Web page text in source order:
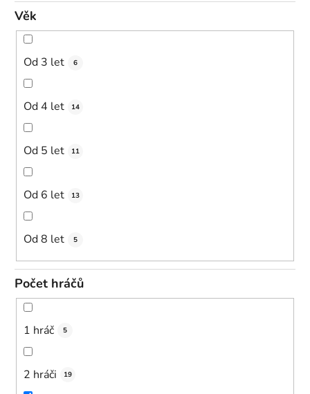
Věk
Od 3 let 6
Od 4 let 14
Od 5 let 11
Od 6 let 13
Od 8 let 5
Počet hráčů
1 hráč 5
2 hráči 19